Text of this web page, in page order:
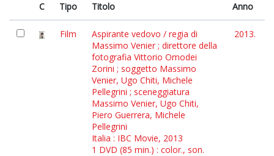
C Tipo Titolo Anno
Film
Aspirante vedovo / regia di
Massimo Venier ; direttore della
fotografia Vittorio Omodei
Zorini ; soggetto Massimo
Venier, Ugo Chiti, Michele
Pellegrini ; sceneggiatura
Massimo Venier, Ugo Chiti,
Piero Guerrera, Michele
Pellegrini
Italia : IBC Movie, 2013
1 DVD (85 min.) : color., son.
2013.